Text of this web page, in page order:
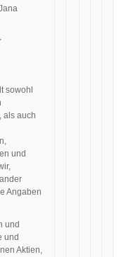
sowohl
als auch
und
Angaben
und
und
Aktien,